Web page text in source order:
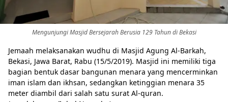
Mengunjungi Masjid Bersejarah Berusia 129 Tahun di Bekasi
Jemaah melaksanakan wudhu di Masjid Agung Al-Barkah,
Bekasi, Jawa Barat, Rabu (15/5/2019). Masjid ini memiliki tiga
bagian bentuk dasar bangunan menara yang mencerminkan
iman islam dan ikhsan, sedangkan ketinggian menara 35
meter diambil dari salah satu surat Al-quran.